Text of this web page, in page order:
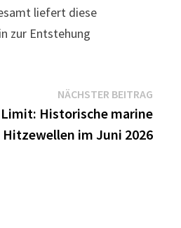
liefert diese
zur Entstehung
NÄCHSTER BEITRAG
Limit: Historische marine
Hitzewellen im Juni 2026